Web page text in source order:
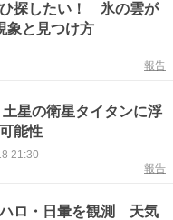
探したい！ 氷の雲が
象と見つけ方
報告
星の衛星タイタンに浮
能性
21:30
報告
ロ・日暈を観測 天気